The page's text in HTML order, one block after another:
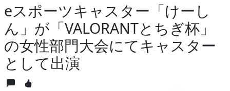
eスポーツキャスター「けーし
ん」が「VALORANTとちぎ杯」
の女性部門大会にてキャスター
として出演